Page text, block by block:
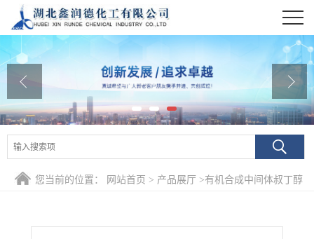
公司首页
公司介绍
公司动态
产品展厅
证书荣誉
您当前的位置： 网站首页 > 产品展厅 >有机合成中间体叔丁醇